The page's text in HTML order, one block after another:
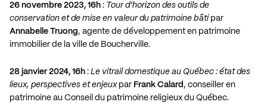
26 novembre 2023, 16h : Tour d’horizon des outils de
conservation et de mise en valeur du patrimoine bâtipar
Annabelle Truong, agente de développement en patrimoine
immobilier de la ville de Boucherville.
28 janvier 2024, 16h : Le vitrail domestique au Québec : état des
lieux, perspectives et enjeuxpar Frank Calard , conseiller en
patrimoine au Conseil du patrimoine religieux du Québec.